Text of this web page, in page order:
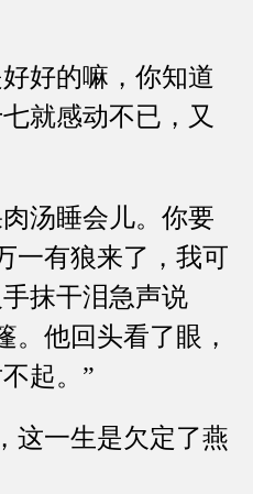
好的嘛，你知道
就感动不已，又
汤睡会儿。你要
一有狼来了，我可
抹干泪急声说
。他回头看了眼，
起。”
一生是欠定了燕